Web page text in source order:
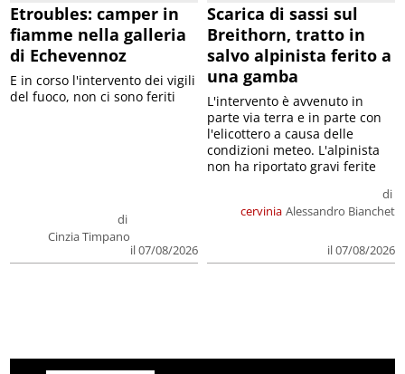
Etroubles: camper in
fiamme nella galleria
di Echevennoz
di
Cinzia Timpano
il 07/08/2026
E in corso l'intervento dei vigili
del fuoco, non ci sono feriti
Scarica di sassi sul
Breithorn, tratto in
salvo alpinista ferito a
una gamba
cervinia
di
Alessandro Bianchet
il 07/08/2026
L'intervento è avvenuto in
parte via terra e in parte con
l'elicottero a causa delle
condizioni meteo. L'alpinista
non ha riportato gravi ferite